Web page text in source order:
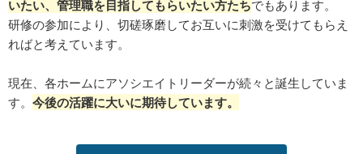
いたい、管理職を目指してもらいたい方たちでもあります。
研修の参加により、切磋琢磨してお互いに刺激を受けてもらえ
ればと考えています。
現在、各ホームにアソシエイトリーダーが続々と誕生していま
す。 今後の活躍に大いに期待しています。